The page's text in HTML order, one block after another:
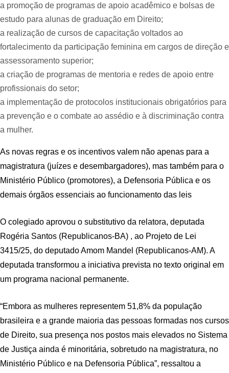
a promoção de programas de apoio acadêmico e bolsas de
estudo para alunas de graduação em Direito;
a realização de cursos de capacitação voltados ao
fortalecimento da participação feminina em cargos de direção e
assessoramento superior;
a criação de programas de mentoria e redes de apoio entre
profissionais do setor;
a implementação de protocolos institucionais obrigatórios para
a prevenção e o combate ao assédio e à discriminação contra
a mulher.
As novas regras e os incentivos valem não apenas para a
magistratura (juízes e desembargadores), mas também para o
Ministério Público (promotores), a Defensoria Pública e os
demais órgãos essenciais ao funcionamento das leis
O colegiado aprovou o substitutivo da relatora, deputada
Rogéria Santos (Republicanos-BA) , ao Projeto de Lei
3415/25, do deputado Amom Mandel (Republicanos-AM). A
deputada transformou a iniciativa prevista no texto original em
um programa nacional permanente.
“Embora as mulheres representem 51,8% da população
brasileira e a grande maioria das pessoas formadas nos cursos
de Direito, sua presença nos postos mais elevados no Sistema
de Justiça ainda é minoritária, sobretudo na magistratura, no
Ministério Público e na Defensoria Pública”, ressaltou a